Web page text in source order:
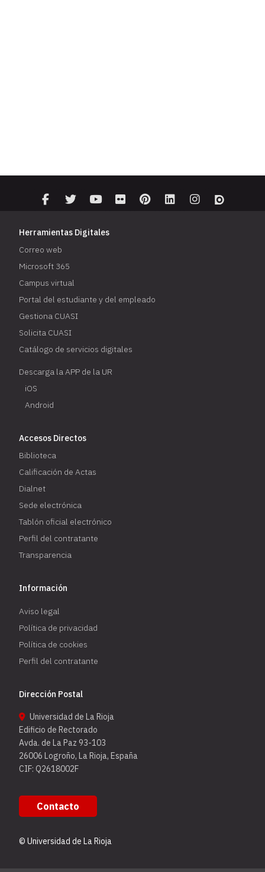
Herramientas Digitales
Correo web
Microsoft 365
Campus virtual
Portal del estudiante y del empleado
Gestiona CUASI
Solicita CUASI
Catálogo de servicios digitales
Descarga la APP de la UR
iOS
Android
Accesos Directos
Biblioteca
Calificación de Actas
Dialnet
Sede electrónica
Tablón oficial electrónico
Perfil del contratante
Transparencia
Información
Aviso legal
Política de privacidad
Política de cookies
Perfil del contratante
Dirección Postal
Universidad de La Rioja
Edificio de Rectorado
Avda. de La Paz 93-103
26006 Logroño, La Rioja, España
CIF: Q2618002F
Contacto
© Universidad de La Rioja